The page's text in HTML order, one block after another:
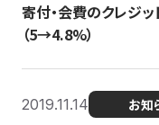
寄付・会費のクレジ
（5→4.8%）
2019.11.14 お知